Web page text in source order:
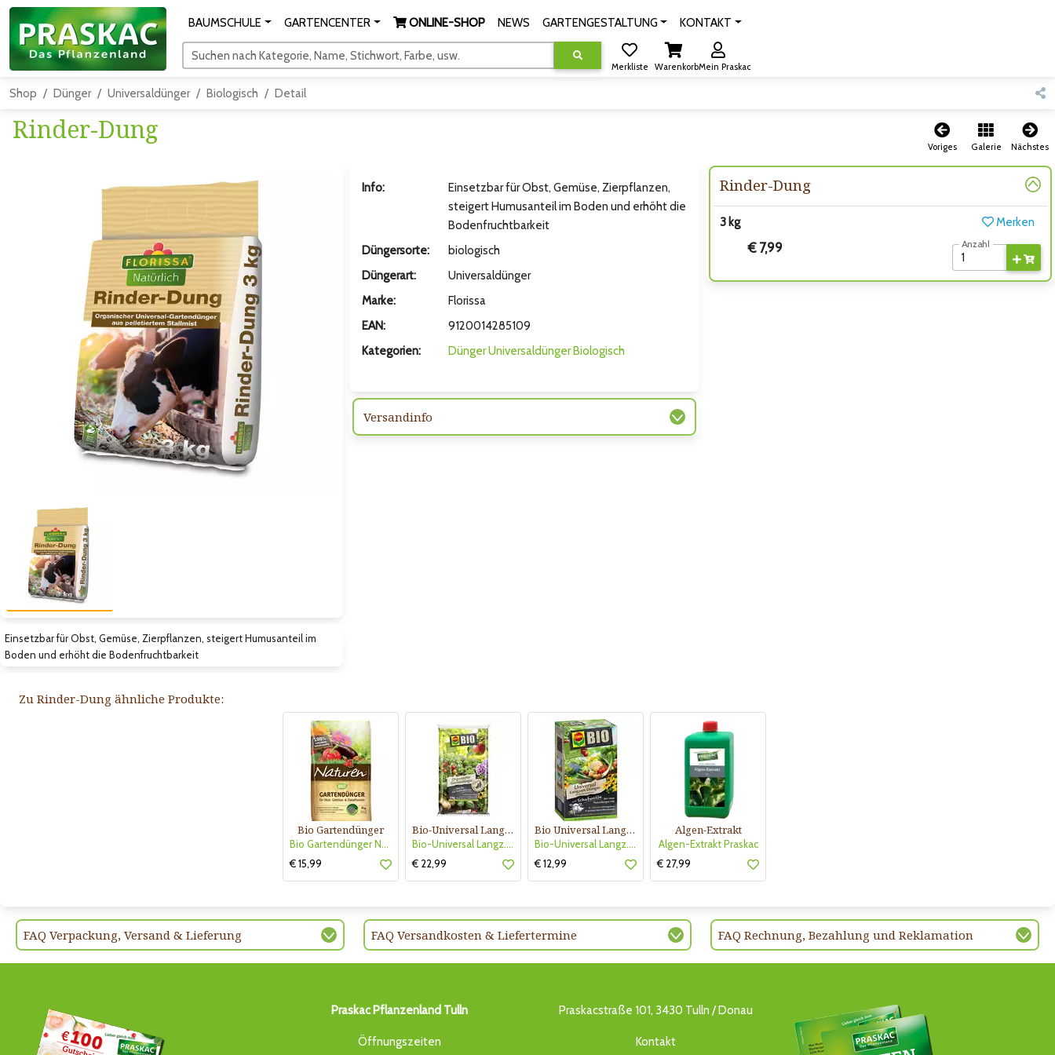
BAUMSCHULE GARTENCENTER ONLINE-SHOP NEWS GARTENGESTALTUNG KONTAKT
Suchen nach Kategorie, Name, Stichwort, Farbe, usw.
Merkliste WarenkorbMein Praskac
Shop Dünger Universaldünger Biologisch Detail
Rinder-Dung
Voriges Galerie Nächstes
Zum vorigen Bild
Einsetzbar für Obst, Gemüse, Zierpflanzen, steigert Humusanteil im
Boden und erhöht die Bodenfruchtbarkeit
Rinder-Dung
3 kg Merken
€ 7,99 Anzahl
Info:
Einsetzbar für Obst, Gemüse, Zierpflanzen,
steigert Humusanteil im Boden und erhöht die
Bodenfruchtbarkeit
Düngersorte:
biologisch
Düngerart:
Universaldünger
Marke:
Florissa
EAN:
9120014285109
Kategorien:
DüngerUniversaldüngerBiologisch
Versandinfo
Zu Rinder-Dung ähnliche Produkte:
Bio Gartendünger
Bio Gartendünger Naturen
€ 15,99
Bio-Universal Langzeitdünger
Bio-Universal Langz.dünger Comp
€ 22,99
Bio Universal Langzeit-Dünger mit Schafwolle
Bio-Universal Langz.Dünger Schafwolle
€ 12,99
Algen-Extrakt
Algen-Extrakt Praskac
€ 27,99
FAQ Verpackung, Versand & Lieferung FAQ Versandkosten & Liefertermine FAQ Rechnung, Bezahlung und Reklamation
Praskac Pflanzenland Tulln
Öffnungszeiten
Praskacstraße 101, 3430 Tulln / Donau
Kontakt